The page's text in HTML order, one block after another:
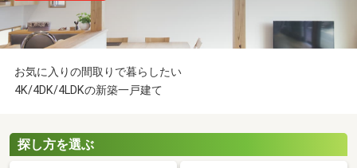
お気に入りの間取りで暮らしたい
4K/4DK/4LDKの新築一戸建て
探し方を選ぶ